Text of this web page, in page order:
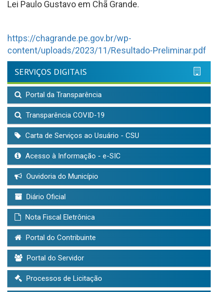
Lei Paulo Gustavo em Chã Grande.
https://chagrande.pe.gov.br/wp-
content/uploads/2023/11/Resultado-Preliminar.pdf
SERVIÇOS DIGITAIS
Portal da Transparência
Transparência COVID-19
Carta de Serviços ao Usuário - CSU
Acesso à Informação - e-SIC
Ouvidoria do Município
Diário Oficial
Nota Fiscal Eletrônica
Portal do Contribuinte
Portal do Servidor
Processos de Licitação